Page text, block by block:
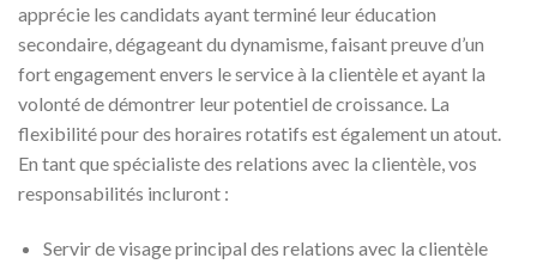
apprécie les candidats ayant terminé leur éducation
secondaire, dégageant du dynamisme, faisant preuve d’un
fort engagement envers le service à la clientèle et ayant la
volonté de démontrer leur potentiel de croissance. La
flexibilité pour des horaires rotatifs est également un atout.
En tant que spécialiste des relations avec la clientèle, vos
responsabilités incluront :
Servir de visage principal des relations avec la clientèle